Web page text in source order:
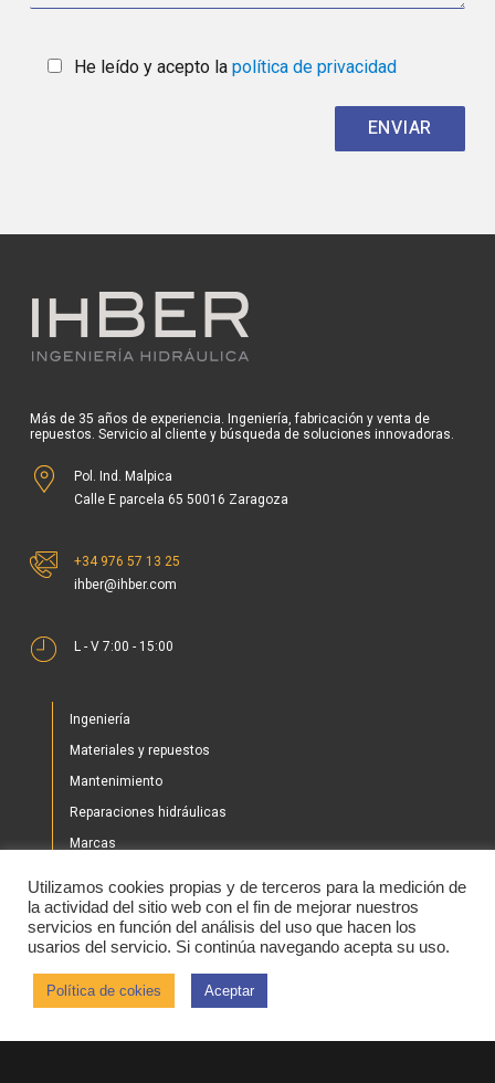
He leído y acepto la política de privacidad
Más de 35 años de experiencia. Ingeniería, fabricación y venta de
repuestos. Servicio al cliente y búsqueda de soluciones innovadoras.
Pol. Ind. Malpica
Calle E parcela 65 50016 Zaragoza
+34 976 57 13 25
ihber@ihber.com
L - V 7:00 - 15:00
Ingeniería
Materiales y repuestos
Mantenimiento
Reparaciones hidráulicas
Marcas
Tienda
Noticias
2020 © IHBER
Utilizamos cookies propias y de terceros para la medición de
la actividad del sitio web con el fin de mejorar nuestros
servicios en función del análisis del uso que hacen los
usarios del servicio. Si continúa navegando acepta su uso.
Política de cokies Aceptar